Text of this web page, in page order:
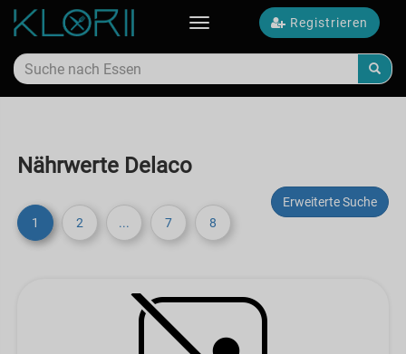
Registrieren
Toggle
Nährwerte Delaco
Erweiterte Suche
1
2 ... 7 8